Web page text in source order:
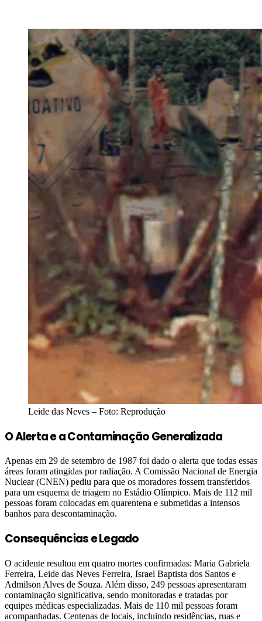
Leide das Neves – Foto: Reprodução
O Alerta e a Contaminação Generalizada
Apenas em 29 de setembro de 1987 foi dado o alerta que todas essas
áreas foram atingidas por radiação. A Comissão Nacional de Energia
Nuclear (CNEN) pediu para que os moradores fossem transferidos
para um esquema de triagem no Estádio Olímpico. Mais de 112 mil
pessoas foram colocadas em quarentena e submetidas a intensos
banhos para descontaminação.
Consequências e Legado
O acidente resultou em quatro mortes confirmadas: Maria Gabriela
Ferreira, Leide das Neves Ferreira, Israel Baptista dos Santos e
Admilson Alves de Souza. Além disso, 249 pessoas apresentaram
contaminação significativa, sendo monitoradas e tratadas por
equipes médicas especializadas. Mais de 110 mil pessoas foram
acompanhadas. Centenas de locais, incluindo residências, ruas e